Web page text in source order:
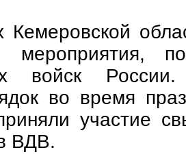
Кемеровской
мероприятия,
войск
во время
участие
ВДВ.